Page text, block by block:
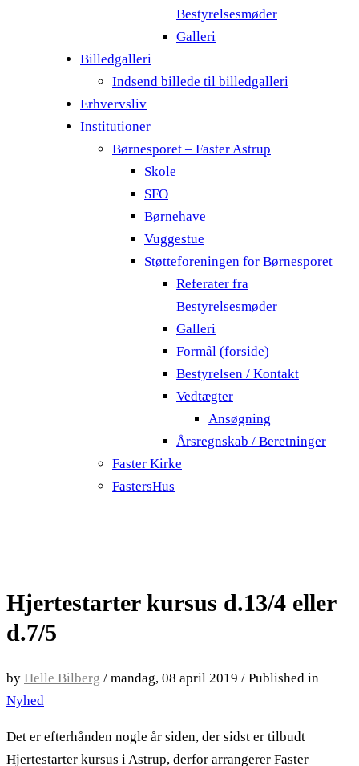
Bestyrelsesmøder
Galleri
Billedgalleri
Indsend billede til billedgalleri
Erhvervsliv
Institutioner
Børnesporet – Faster Astrup
Skole
SFO
Børnehave
Vuggestue
Støtteforeningen for Børnesporet
Referater fra
Bestyrelsesmøder
Galleri
Formål (forside)
Bestyrelsen / Kontakt
Vedtægter
Ansøgning
Årsregnskab / Beretninger
Faster Kirke
FastersHus
Hjertestarter kursus d.13/4 eller
d.7/5
by Helle Bilberg / mandag, 08 april 2019 / Published in
Nyhed
Det er efterhånden nogle år siden, der sidst er tilbudt
Hjertestarter kursus i Astrup, derfor arrangerer Faster